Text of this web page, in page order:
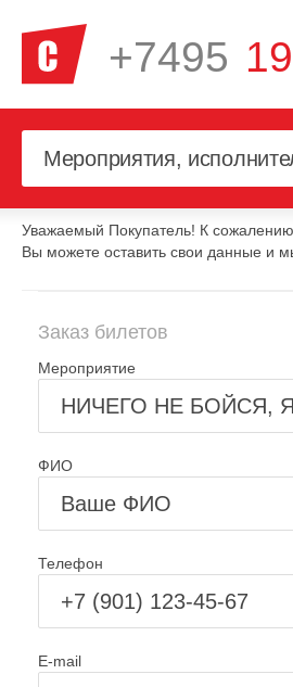
+7495
Уважаемый Покупатель! К
Вы можете оставить свои данные и
Заказ билетов
Мероприятие
ФИО
Телефон
E-mail